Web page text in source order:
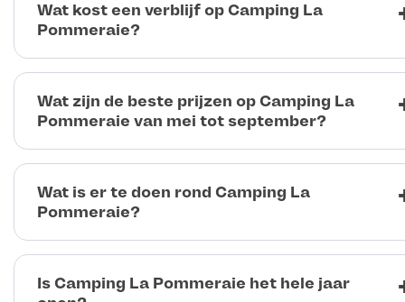
Wat kost een verblijf op Camping La
Pommeraie?
Wat zijn de beste prijzen op Camping La
Pommeraie van mei tot september?
Wat is er te doen rond Camping La
Pommeraie?
Is Camping La Pommeraie het hele jaar